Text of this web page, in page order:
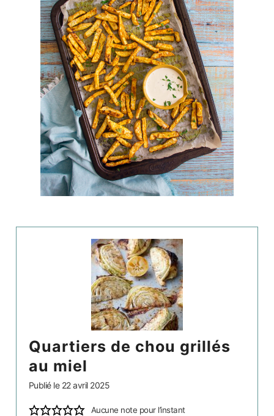
quartiers de chou grillés
au miel
Publié le 22 avril 2025
Aucune note pour l’instant